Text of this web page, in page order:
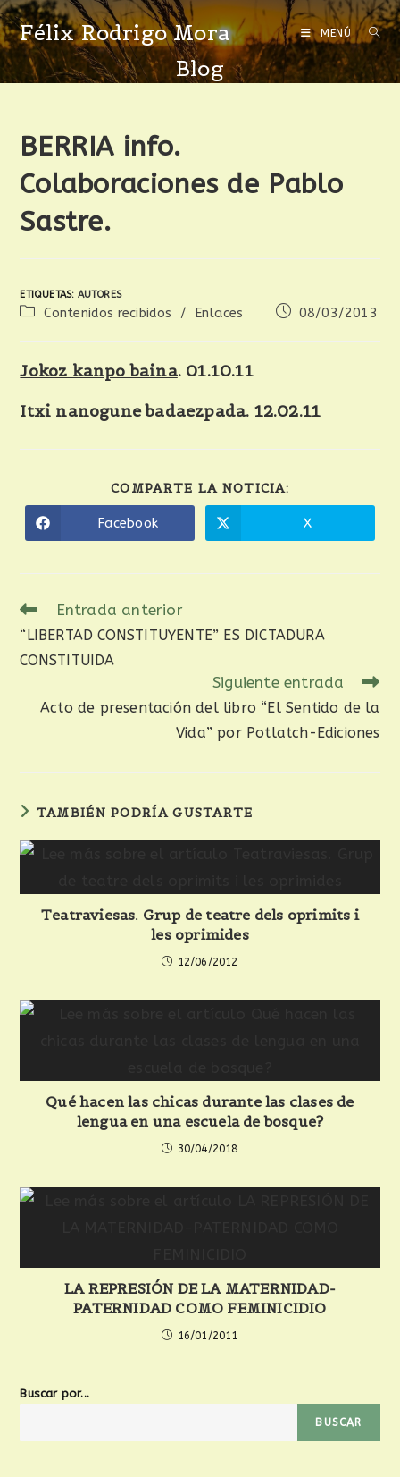
Félix Rodrigo Mora MENÚ
Blog
BERRIA info.
Colaboraciones de Pablo
Sastre.
ETIQUETAS: AUTORES
Contenidos recibidos / Enlaces 08/03/2013
Jokoz kanpo baina. 01.10.11
Itxi nanogune badaezpada. 12.02.11
COMPARTE LA NOTICIA:
Facebook X
Entrada anterior
“LIBERTAD CONSTITUYENTE” ES DICTADURA
CONSTITUIDA
Siguiente entrada
Acto de presentación del libro “El Sentido de la
Vida” por Potlatch-Ediciones
TAMBIÉN PODRÍA GUSTARTE
Teatraviesas. Grup de teatre dels oprimits i
les oprimides
12/06/2012
Qué hacen las chicas durante las clases de
lengua en una escuela de bosque?
30/04/2018
LA REPRESIÓN DE LA MATERNIDAD-
PATERNIDAD COMO FEMINICIDIO
16/01/2011
Buscar por...
BUSCAR